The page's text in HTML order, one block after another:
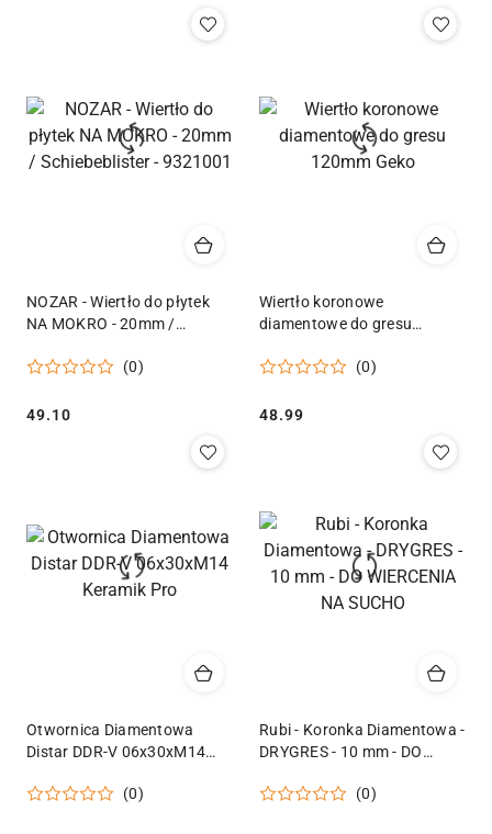
NOZAR - Wiertło do płytek
NA MOKRO - 20mm /
(0)
Cena:
49.10
Wiertło koronowe
diamentowe do gresu
(0)
Cena:
48.99
Otwornica Diamentowa
Distar DDR-V 06x30xM14
(0)
Rubi - Koronka Diamentowa -
DRYGRES - 10 mm - DO
(0)